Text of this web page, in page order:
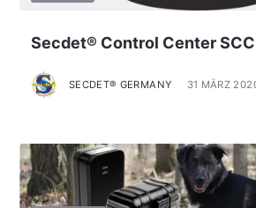
Secdet® Control Center
SECDET® GERMANY 31 MÄRZ